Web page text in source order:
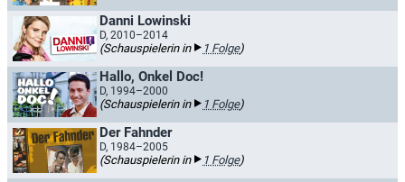
Danni Lowinski
D, 2010–2014
(Schauspielerin in 1 Folge)
Hallo, Onkel Doc!
D, 1994–2000
(Schauspielerin in 1 Folge)
Der Fahnder
D, 1984–2005
(Schauspielerin in 1 Folge)